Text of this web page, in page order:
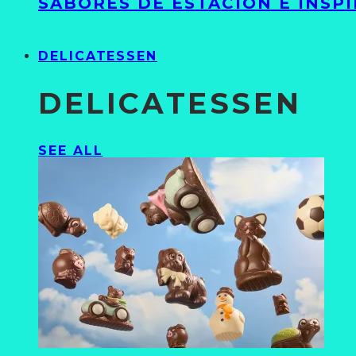
DELICATESSEN
DELICATESSEN
SEE ALL